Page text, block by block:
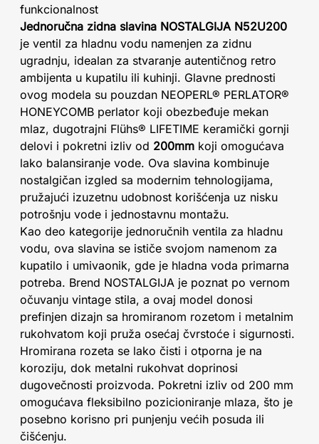
funkcionalnost
Jednoručna zidna slavina NOSTALGIJA N52U200
je ventil za hladnu vodu namenjen za zidnu
ugradnju, idealan za stvaranje autentičnog retro
ambijenta u kupatilu ili kuhinji. Glavne prednosti
ovog modela su pouzdan NEOPERL® PERLATOR®
HONEYCOMB perlator koji obezbeđuje mekan
mlaz, dugotrajni Flühs® LIFETIME keramički gornji
delovi i pokretni izliv od 200mm koji omogućava
lako balansiranje vode. Ova slavina kombinuje
nostalgičan izgled sa modernim tehnologijama,
pružajući izuzetnu udobnost korišćenja uz nisku
potrošnju vode i jednostavnu montažu.
Kao deo kategorije jednoručnih ventila za hladnu
vodu, ova slavina se ističe svojom namenom za
kupatilo i umivaonik, gde je hladna voda primarna
potreba. Brend NOSTALGIJA je poznat po vernom
očuvanju vintage stila, a ovaj model donosi
prefinjen dizajn sa hromiranom rozetom i metalnim
rukohvatom koji pruža osećaj čvrstoće i sigurnosti.
Hromirana rozeta se lako čisti i otporna je na
koroziju, dok metalni rukohvat doprinosi
dugovečnosti proizvoda. Pokretni izliv od 200 mm
omogućava fleksibilno pozicioniranje mlaza, što je
posebno korisno pri punjenju većih posuda ili
čišćenju.